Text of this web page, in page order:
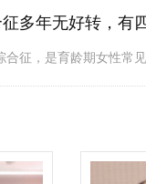
多年无好转，有
合征，是育龄期女性常